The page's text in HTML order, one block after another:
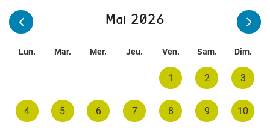
Mai 2026
Lun. Mar. Mer. Jeu. Ven. Sam. Dim.
1 2 3
4 5 6 7 8 9 10